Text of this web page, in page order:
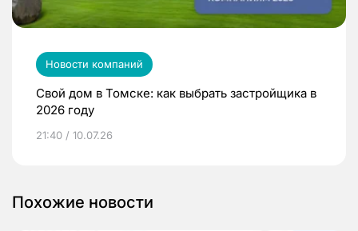
Новости компаний
Свой дом в Томске: как выбрать застройщика в
2026 году
21:40 / 10.07.26
Похожие новости